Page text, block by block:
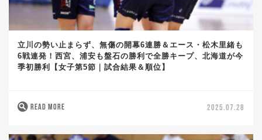
立川の勢い止まらず、無傷の開幕6連勝＆エース・松木里緒も
6戦連発！西宮、浦安も盤石の勝利で全勝キープ、北海道が今
季初勝利【女子第5節｜試合結果＆順位】
READ MORE 2025.07.28